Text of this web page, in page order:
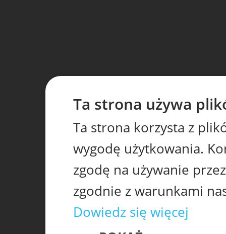
Ta strona używa
Ta strona korzysta z
wygodę użytkowania.
zgodę na używanie
zgodnie z warunkami
Dowiedz się więcej